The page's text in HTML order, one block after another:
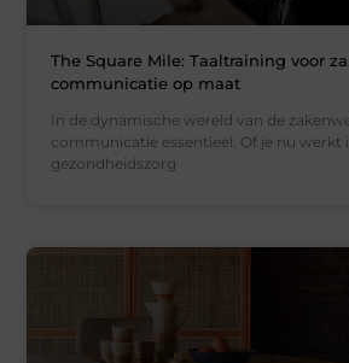
The Square Mile: Taaltraining voor
communicatie op maat
In de dynamische wereld van de
communicatie essentieel. Of je nu werkt
gezondheidszorg